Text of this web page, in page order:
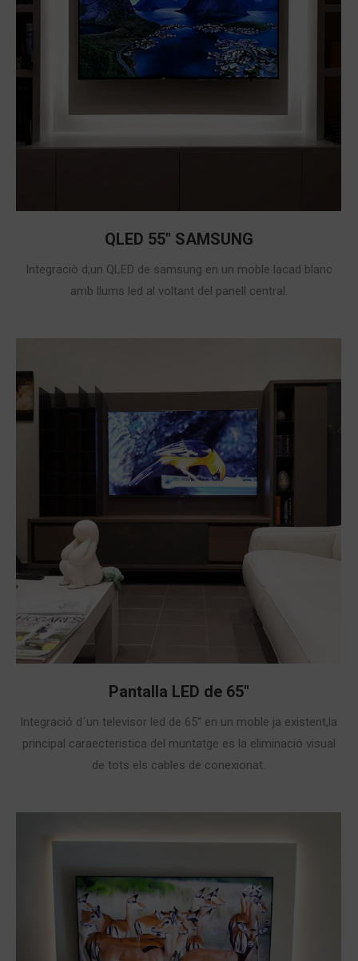
QLED 55″ SAMSUNG
Integraciò d,un QLED de samsung en un moble lacad blanc
amb llums led al voltant del panell central.
Pantalla LED de 65″
Integració d´un televisor led de 65″ en un moble ja existent,la
principal caraecteristica del muntatge es la eliminació visual
de tots els cables de conexionat.